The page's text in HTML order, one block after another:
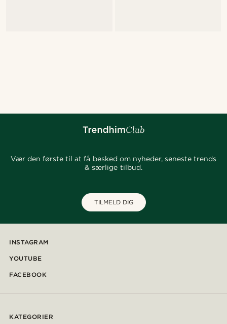
Vær den første til at få besked om nyheder, seneste trends
& særlige tilbud.
TILMELD DIG
INSTAGRAM
YOUTUBE
FACEBOOK
KATEGORIER